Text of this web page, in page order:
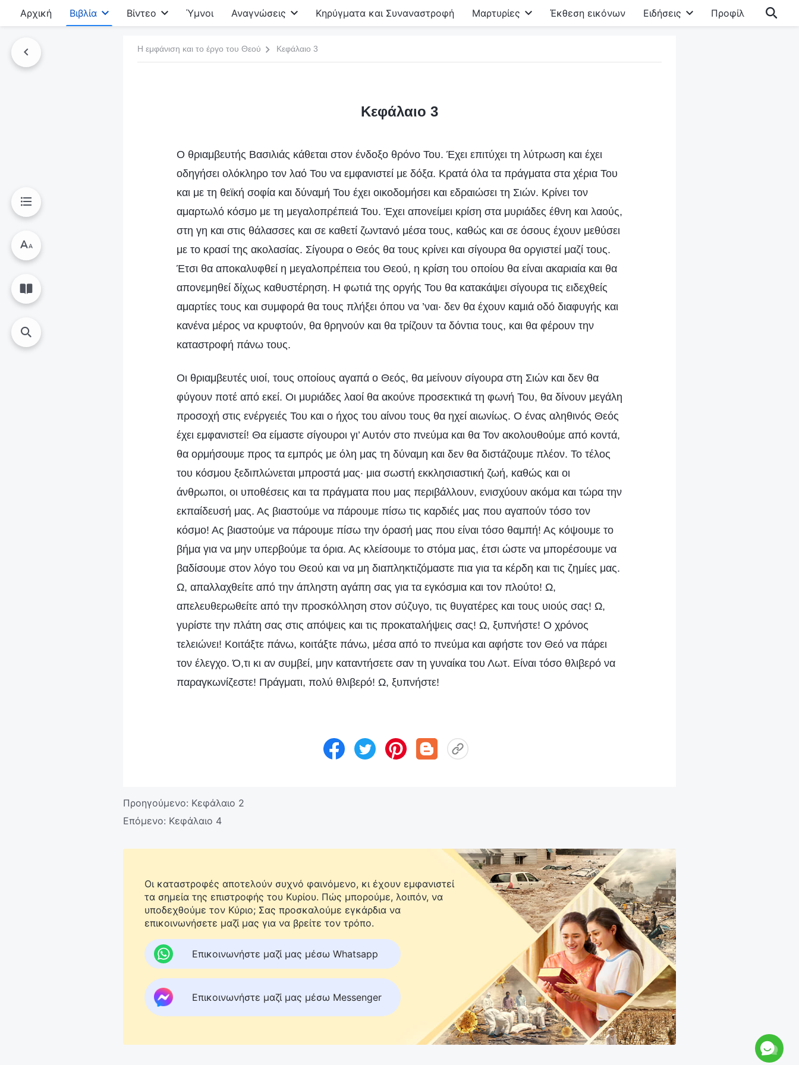
Αρχική Βιβλία Βίντεο Ύμνοι Αναγνώσεις Κηρύγματα και Συναναστροφή Μαρτυρίες Έκθεση εικόνων Ειδήσεις Προφίλ
Η εμφάνιση και το έργο του Θεού Κεφάλαιο 3
Κεφάλαιο 3
Ο θριαμβευτής Βασιλιάς κάθεται στον ένδοξο θρόνο Του. Έχει επιτύχει τη λύτρωση και έχει
οδηγήσει ολόκληρο τον λαό Του να εμφανιστεί με δόξα. Κρατά όλα τα πράγματα στα χέρια Του
και με τη θεϊκή σοφία και δύναμή Του έχει οικοδομήσει και εδραιώσει τη Σιών. Κρίνει τον
αμαρτωλό κόσμο με τη μεγαλοπρέπειά Του. Έχει απονείμει κρίση στα μυριάδες έθνη και λαούς,
στη γη και στις θάλασσες και σε καθετί ζωντανό μέσα τους, καθώς και σε όσους έχουν μεθύσει
με το κρασί της ακολασίας. Σίγουρα ο Θεός θα τους κρίνει και σίγουρα θα οργιστεί μαζί τους.
Έτσι θα αποκαλυφθεί η μεγαλοπρέπεια του Θεού, η κρίση του οποίου θα είναι ακαριαία και θα
απονεμηθεί δίχως καθυστέρηση. Η φωτιά της οργής Του θα κατακάψει σίγουρα τις ειδεχθείς
αμαρτίες τους και συμφορά θα τους πλήξει όπου να ’ναι· δεν θα έχουν καμιά οδό διαφυγής και
κανένα μέρος να κρυφτούν, θα θρηνούν και θα τρίζουν τα δόντια τους, και θα φέρουν την
καταστροφή πάνω τους.
Οι θριαμβευτές υιοί, τους οποίους αγαπά ο Θεός, θα μείνουν σίγουρα στη Σιών και δεν θα
φύγουν ποτέ από εκεί. Οι μυριάδες λαοί θα ακούνε προσεκτικά τη φωνή Του, θα δίνουν μεγάλη
προσοχή στις ενέργειές Του και ο ήχος του αίνου τους θα ηχεί αιωνίως. Ο ένας αληθινός Θεός
έχει εμφανιστεί! Θα είμαστε σίγουροι γι’ Αυτόν στο πνεύμα και θα Τον ακολουθούμε από κοντά,
θα ορμήσουμε προς τα εμπρός με όλη μας τη δύναμη και δεν θα διστάζουμε πλέον. Το τέλος
του κόσμου ξεδιπλώνεται μπροστά μας· μια σωστή εκκλησιαστική ζωή, καθώς και οι
άνθρωποι, οι υποθέσεις και τα πράγματα που μας περιβάλλουν, ενισχύουν ακόμα και τώρα την
εκπαίδευσή μας. Ας βιαστούμε να πάρουμε πίσω τις καρδιές μας που αγαπούν τόσο τον
κόσμο! Ας βιαστούμε να πάρουμε πίσω την όρασή μας που είναι τόσο θαμπή! Ας κόψουμε το
βήμα για να μην υπερβούμε τα όρια. Ας κλείσουμε το στόμα μας, έτσι ώστε να μπορέσουμε να
βαδίσουμε στον λόγο του Θεού και να μη διαπληκτιζόμαστε πια για τα κέρδη και τις ζημίες μας.
Ω, απαλλαχθείτε από την άπληστη αγάπη σας για τα εγκόσμια και τον πλούτο! Ω,
απελευθερωθείτε από την προσκόλληση στον σύζυγο, τις θυγατέρες και τους υιούς σας! Ω,
γυρίστε την πλάτη σας στις απόψεις και τις προκαταλήψεις σας! Ω, ξυπνήστε! Ο χρόνος
τελειώνει! Κοιτάξτε πάνω, κοιτάξτε πάνω, μέσα από το πνεύμα και αφήστε τον Θεό να πάρει
τον έλεγχο. Ό,τι κι αν συμβεί, μην καταντήσετε σαν τη γυναίκα του Λωτ. Είναι τόσο θλιβερό να
παραγκωνίζεστε! Πράγματι, πολύ θλιβερό! Ω, ξυπνήστε!
Προηγούμενο: Κεφάλαιο 2
Επόμενο: Κεφάλαιο 4
Οι καταστροφές αποτελούν συχνό φαινόμενο, κι έχουν εμφανιστεί
τα σημεία της επιστροφής του Κυρίου. Πώς μπορούμε, λοιπόν, να
υποδεχθούμε τον Κύριο; Σας προσκαλούμε εγκάρδια να
επικοινωνήσετε μαζί μας για να βρείτε τον τρόπο.
Επικοινωνήστε μαζί μας μέσω Whatsapp
Επικοινωνήστε μαζί μας μέσω Messenger